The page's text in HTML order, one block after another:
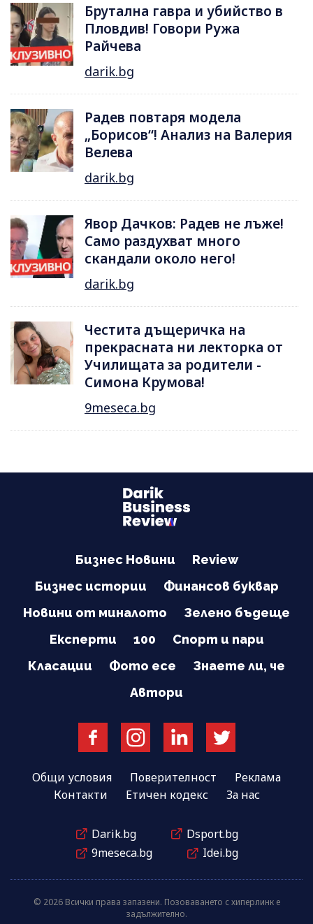
Брутална гавра и убийство в
Пловдив! Говори Ружа
Райчева
darik.bg
Радев повтаря модела
„Борисов“! Анализ на Валерия
Велева
darik.bg
Явор Дачков: Радев не лъже!
Само раздухват много
скандали около него!
darik.bg
Честита дъщеричка на
прекрасната ни лекторка от
Училищата за родители -
Симона Крумова!
9meseca.bg
Бизнес Новини
Review
Бизнес истории
Финансов буквар
Новини от миналото
Зелено бъдеще
Експерти
100
Спорт и пари
Класации
Фото есе
Знаете ли, че
Автори
Общи условия Поверителност
Реклама
Контакти
Етичен кодекс За нас
Darik.bg
Dsport.bg
9meseca.bg
Idei.bg
© 2026 Всички права запазени. Позоваването с хиперлинк е
задължително.